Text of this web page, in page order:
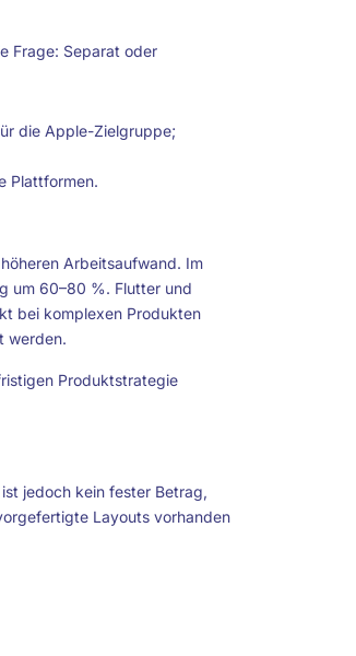
Frage: Separat oder
die Apple-Zielgruppe;
Plattformen.
Arbeitsaufwand. Im
um 60–80 %. Flutter und
bei komplexen Produkten
werden.
Produktstrategie
jedoch kein fester Betrag,
Layouts vorhanden